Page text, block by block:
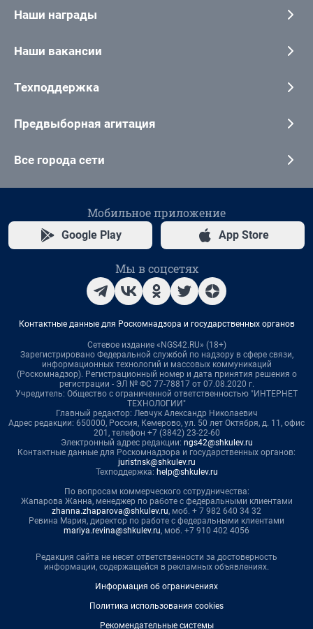
Наши награды
Наши вакансии
Техподдержка
Предвыборная агитация
Все города сети
Мобильное приложение
Google Play App Store
Мы в соцсетях
Контактные данные для Роскомнадзора и государственных органов
Сетевое издание «NGS42.RU» (18+)
Зарегистрировано Федеральной службой по надзору в сфере связи,
информационных технологий и массовых коммуникаций
(Роскомнадзор). Регистрационный номер и дата принятия решения о
регистрации - ЭЛ № ФС 77-78817 от 07.08.2020 г.
Учредитель: Общество с ограниченной ответственностью "ИНТЕРНЕТ
ТЕХНОЛОГИИ"
Главный редактор: Левчук Александр Николаевич
Адрес редакции: 650000, Россия, Кемерово, ул. 50 лет Октября, д. 11, офис
201, телефон +7 (3842) 23-22-60
Электронный адрес редакции: ngs42@shkulev.ru
Контактные данные для Роскомнадзора и государственных органов:
juristnsk@shkulev.ru
Техподдержка: help@shkulev.ru
По вопросам коммерческого сотрудничества:
Жапарова Жанна, менеджер по работе с федеральными клиентами
zhanna.zhaparova@shkulev.ru, моб. + 7 982 640 34 32
Ревина Мария, директор по работе с федеральными клиентами
mariya.revina@shkulev.ru, моб. +7 910 402 4056
Редакция сайта не несет ответственности за достоверность
информации, содержащейся в рекламных объявлениях.
Информация об ограничениях
Политика использования cookies
Рекомендательные системы